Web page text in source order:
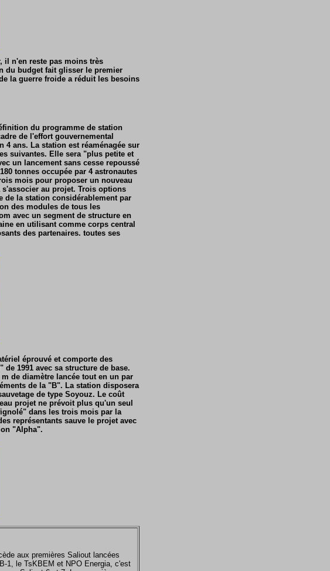
il n'en reste pas moins très
du budget fait glisser le premier
la guerre froide a réduit les besoins
du programme de station
de l'effort gouvernemental
ans. La station est réaménagée sur
suivantes. Elle sera "plus petite et
un lancement sans cesse repoussé
tonnes occupée par 4 astronautes
mois pour proposer un nouveau
au projet. Trois options
de la station considérablement par
des modules de tous les
avec un segment de structure en
en utilisant comme corps central
des partenaires. toutes ses
éprouvé et comporte des
1991 avec sa structure de base.
de diamètre lancée tout en un par
de la "B". La station disposera
de type Soyouz. Le coût
projet ne prévoit plus qu'un seul
dans les trois mois par la
représentants sauve le projet avec
"Alpha".
aux premières Saliout lancées
1, le TsKBEM et NPO Energia, c'est